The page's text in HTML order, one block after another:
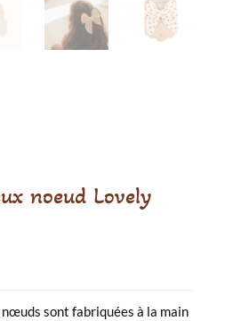
noeud Lovely
sont fabriquées à la main